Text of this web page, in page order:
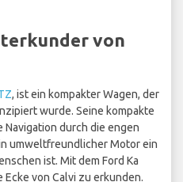
von
, ist ein kompakter Wagen, der
wurde. Seine kompakte
durch die engen
umweltfreundlicher Motor ein
ist. Mit dem Ford Ka
Ecke von Calvi zu erkunden.